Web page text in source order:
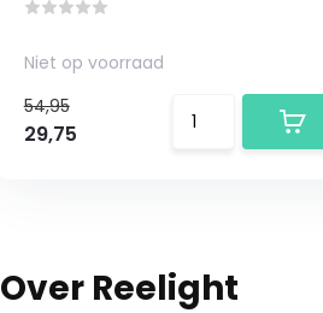
Niet op voorraad
54,95
29,75
Over Reelight